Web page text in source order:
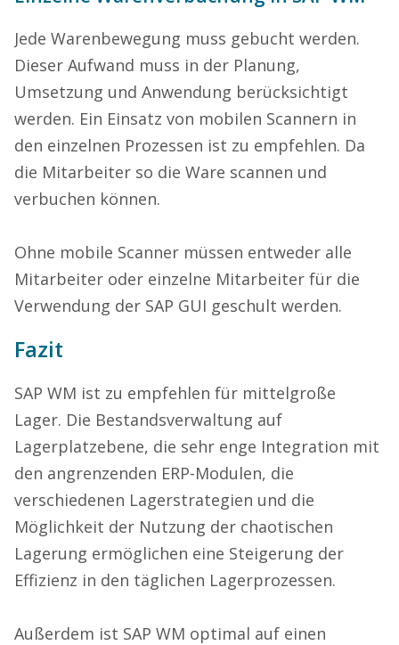
Jede Warenbewegung muss gebucht werden.
Dieser Aufwand muss in der Planung,
Umsetzung und Anwendung berücksichtigt
werden. Ein Einsatz von mobilen Scannern in
den einzelnen Prozessen ist zu empfehlen. Da
die Mitarbeiter so die Ware scannen und
verbuchen können.
Ohne mobile Scanner müssen entweder alle
Mitarbeiter oder einzelne Mitarbeiter für die
Verwendung der SAP GUI geschult werden.
Fazit
SAP WM ist zu empfehlen für mittelgroße
Lager. Die Bestandsverwaltung auf
Lagerplatzebene, die sehr enge Integration mit
den angrenzenden ERP-Modulen, die
verschiedenen Lagerstrategien und die
Möglichkeit der Nutzung der chaotischen
Lagerung ermöglichen eine Steigerung der
Effizienz in den täglichen Lagerprozessen.
Außerdem ist SAP WM optimal auf einen